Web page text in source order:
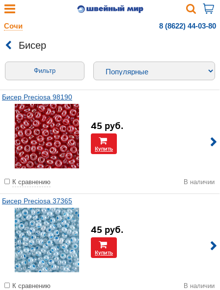
Сочи 8 (8622) 44-03-80
Бисер
Фильтр
Бисер Preciosa 98190
45 руб.
Купить
К сравнению В наличии
Бисер Preciosa 37365
45 руб.
Купить
К сравнению В наличии